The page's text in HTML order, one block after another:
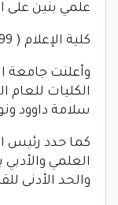
علمي بنين على
كلية الإعلام ( 499 ) درجة بنسبة 76.77 %
وأعلنت جامعة
سلامة داوود
كما حدد رئيس
العلمي
والحد الأدنى